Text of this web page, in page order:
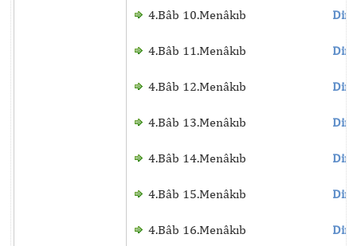
4.Bâb 10.Menâkıb
4.Bâb 11.Menâkıb
4.Bâb 12.Menâkıb
4.Bâb 13.Menâkıb
4.Bâb 14.Menâkıb
4.Bâb 15.Menâkıb
4.Bâb 16.Menâkıb